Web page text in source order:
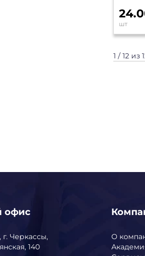
шт
1 / 12 из
офис
Черкассы,
140
О